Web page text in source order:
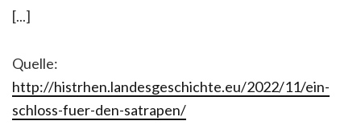
[...]
Quelle:
http://histrhen.landesgeschichte.eu/2022/11/ein-
schloss-fuer-den-satrapen/